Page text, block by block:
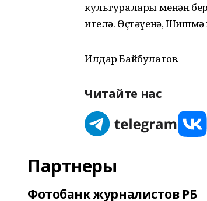
культуралары менән
ителә. Өҫтәүенә,
Илдар Байбулатов.
Читайте нас
Партнеры
Фотобанк журналистов РБ